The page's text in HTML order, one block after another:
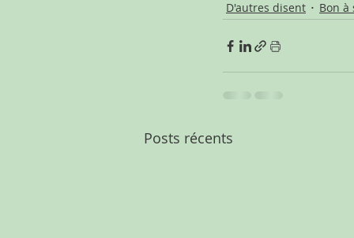
D'autres disent
Bon à
Posts récents